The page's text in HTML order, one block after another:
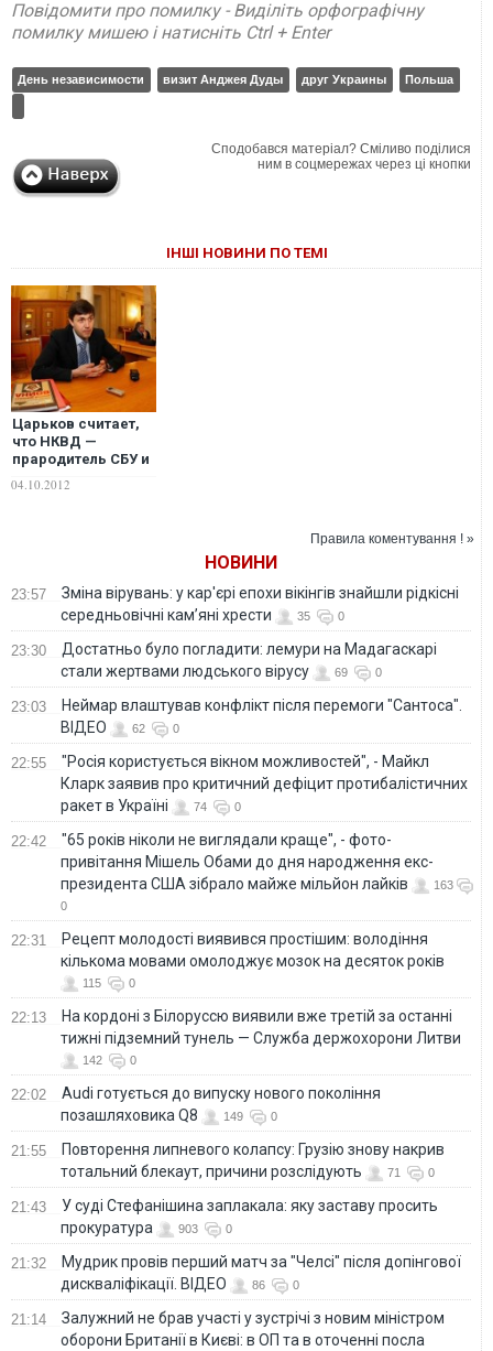
Повідомити про помилку - Виділіть орфографічну
помилку мишею і натисніть Ctrl + Enter
День независимости визит Анджея Дуды друг Украины Польша
Сподобався матеріал? Сміливо поділися
ним в соцмережах через ці кнопки
ІНШІ НОВИНИ ПО ТЕМІ
Царьков считает,
что НКВД —
прародитель СБУ и
04.10.2012
Правила коментування ! »
НОВИНИ
23:57
Зміна вірувань: у кар'єрі епохи вікінгів знайшли рідкісні
середньовічні кам’яні хрести
35 0
23:30
Достатньо було погладити: лемури на Мадагаскарі
стали жертвами людського вірусу
69 0
23:03
Неймар влаштував конфлікт після перемоги "Сантоса".
ВІДЕО
62 0
22:55
"Росія користується вікном можливостей", - Майкл
Кларк заявив про критичний дефіцит протибалістичних
ракет в Україні
74 0
22:42
"65 років ніколи не виглядали краще", - фото-
привітання Мішель Обами до дня народження екс-
президента США зібрало майже мільйон лайків
163
0
22:31
Рецепт молодості виявився простішим: володіння
кількома мовами омолоджує мозок на десяток років
115 0
22:13
На кордоні з Білоруссю виявили вже третій за останні
тижні підземний тунель — Служба держохорони Литви
142 0
22:02
Audi готується до випуску нового покоління
позашляховика Q8
149 0
21:55
Повторення липневого колапсу: Грузію знову накрив
тотальний блекаут, причини розслідують
71 0
21:43
У суді Стефанішина заплакала: яку заставу просить
прокуратура
903 0
21:32
Мудрик провів перший матч за "Челсі" після допінгової
дискваліфікації. ВІДЕО
86 0
21:14
Залужний не брав участі у зустрічі з новим міністром
оборони Британії в Києві: в ОП та в оточенні посла